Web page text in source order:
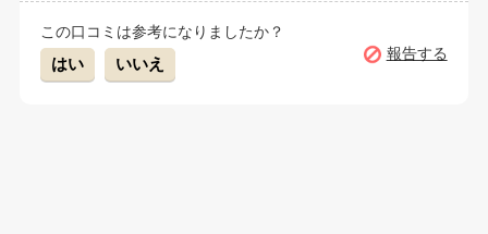
この口コミは参考になりましたか？
はい いいえ
報告する